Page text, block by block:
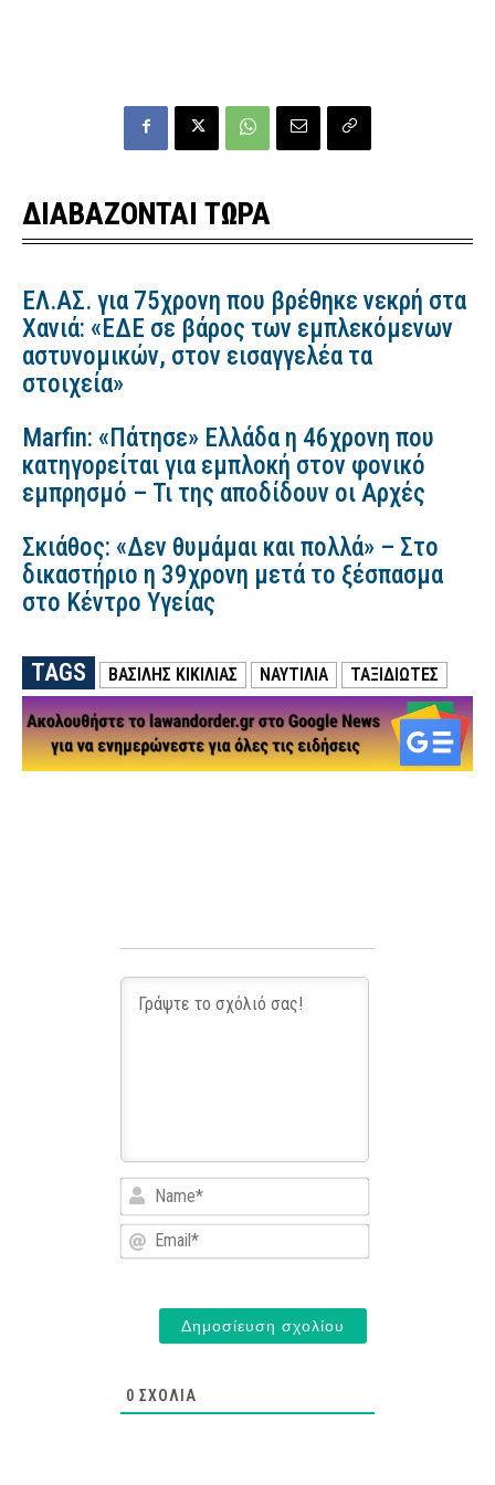
ΔΙΑΒΑΖΟΝΤΑΙ ΤΩΡΑ
ΕΛ.ΑΣ. για 75χρονη που βρέθηκε νεκρή στα
Χανιά: «ΕΔΕ σε βάρος των εμπλεκόμενων
αστυνομικών, στον εισαγγελέα τα
στοιχεία»
Marfin: «Πάτησε» Ελλάδα η 46χρονη που
κατηγορείται για εμπλοκή στον φονικό
εμπρησμό – Τι της αποδίδουν οι Αρχές
Σκιάθος: «Δεν θυμάμαι και πολλά» – Στο
δικαστήριο η 39χρονη μετά το ξέσπασμα
στο Κέντρο Υγείας
TAGS ΒΑΣΙΛΗΣ ΚΙΚΙΛΙΑΣ ΝΑΥΤΙΛΙΑ ΤΑΞΙΔΙΩΤΕΣ
Name*
Email*
0 ΣΧΌΛΙΑ